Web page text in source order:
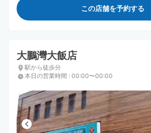
この店舗を予約する
大鵬灣大飯店
駅から徒歩分
本日の営業時間 : 00:00〜00:00